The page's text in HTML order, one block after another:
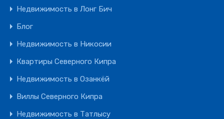
Недвижимость в Лонг Бич
Блог
Недвижимость в Никосии
Квартиры Северного Кипра
Недвижимость в Озанкёй
Виллы Северного Кипра
Недвижимость в Татлысу